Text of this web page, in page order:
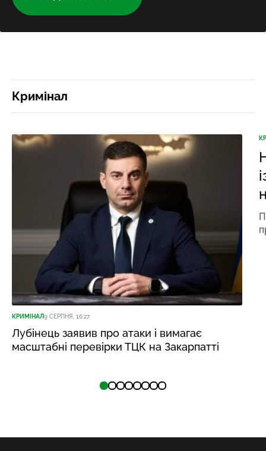
Кримінал
КРИМІНАЛ9 СЕРПНЯ, 16:27
Лубінець заявив про атаки і вимагає
масштабні перевірки ТЦК на Закарпатті